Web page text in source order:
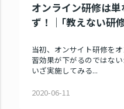
オンライン研修は
ず！｜｢教えない研
当初、オンサイト研修を
習効果が下がるのではな
いざ実施してみる...
2020-06-11